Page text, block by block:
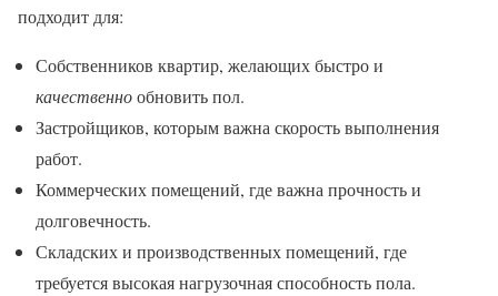
подходит для:
Собственников квартир, желающих быстро и
качественнообновить пол.
Застройщиков, которым важна скорость выполнения
работ.
Коммерческих помещений, где важна прочность и
долговечность.
Складских и производственных помещений, где
требуется высокая нагрузочная способность пола.